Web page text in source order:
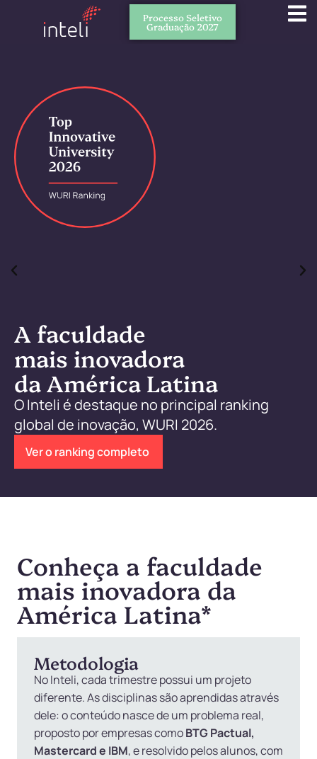
Processo Seletivo
Graduação 2027
Cursos
Nosso jeito de ensinar
Seja um parceiro
A faculdade
mais inovadora
da América Latina
O Inteli é destaque no principal ranking
global de inovação, WURI 2026.
Ver o ranking completo
Conheça a faculdade
mais inovadora da
América Latina*
Metodologia
No Inteli, cada trimestre possui um projeto
diferente. As disciplinas são aprendidas através
dele: o conteúdo nasce de um problema real,
proposto por empresas comoBTG Pactual,
Mastercard e IBM, e resolvido pelos alunos, com